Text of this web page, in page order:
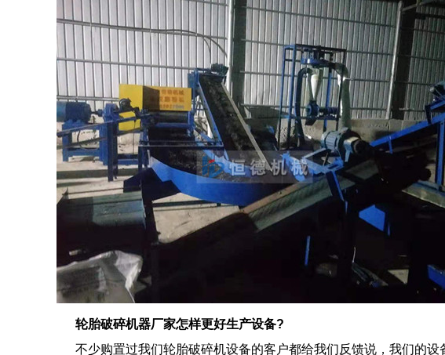
轮胎破碎机器厂家怎样更好生产设备?
不少购置过我们轮胎破碎机设备的客户都给我们反馈说，我们的设